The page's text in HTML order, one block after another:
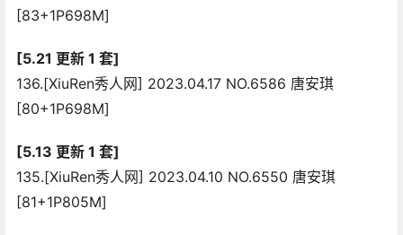
[83+1P698M]
[5.21 更新 1 套]
136.[XiuRen秀人网] 2023.04.17 NO.6586 唐安琪
[80+1P698M]
[5.13 更新 1 套]
135.[XiuRen秀人网] 2023.04.10 NO.6550 唐安琪
[81+1P805M]